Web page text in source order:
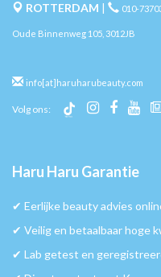
ROTTERDAM | 010-
Oude Binnenweg 105, 3012JB
info[at]haruharubeauty.com
Volg ons:
Haru Haru Garantie
✔︎ Eerlijke beauty advies
✔︎ Veilig en betaalbaar hoge
✔︎ Lab getest en